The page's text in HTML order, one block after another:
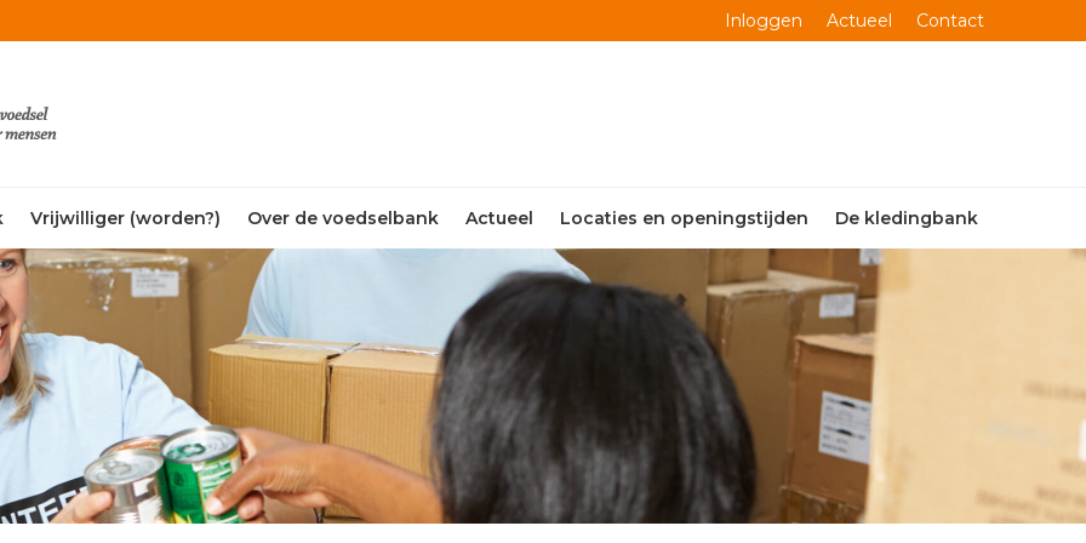
Inloggen Actueel Contact
Vrijwilliger (worden?) Over de voedselbank Actueel Locaties en openingstijden De kledingbank